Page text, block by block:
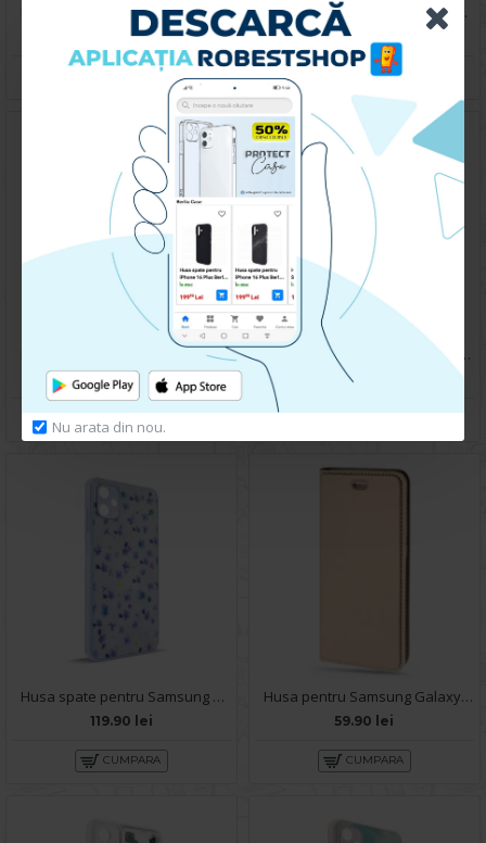
Nu arata din nou.
Husa pentru Samsung Galaxy A05 - Carte X-Power Negru
59.90 lei
CUMPARA
Husa spate pentru Samsung Galaxy A05- Happy case
119.90 lei
CUMPARA
Husa spate pentru Samsung Galaxy A05 KIP Case - Negru
59.90 lei
Husa spate pentru iSamsung Galaxy A05 - KOOL Case
99.90 lei
Husa spate pentru Samsung Galaxy A05- Happy case
119.90 lei
CUMPARA
Husa pentru Samsung Galaxy A05 - Carte X-Power Gold
59.90 lei
CUMPARA